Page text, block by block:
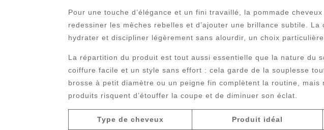
Pour une touche d’élégance et un fini travaillé, la pommade
redessiner les mèches rebelles et d’ajouter une brillance subtile.
hydrater et discipliner légèrement sans alourdir, un choix
La répartition du produit est tout aussi essentielle que la nature du
coiffure facile et un style sans effort : cela garde de la souplesse
brosse à petit diamètre ou un peigne fin complètent la routine,
produits risquent d’étouffer la coupe et de diminuer son éclat.
Type de cheveux Produit idéal